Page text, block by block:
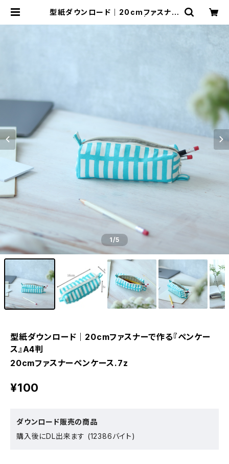
型紙ダウンロード｜20cmファスナー
1/5
型紙ダウンロード｜20cmファスナーで作る『ペンケー
ス』A4判
20cmファスナーペンケース.7z
¥100
ダウンロード販売の商品
購入後にDL出来ます (12386バイト)